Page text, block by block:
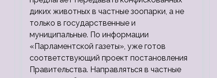
диких животных в частные зоопарки, а не
только в государственные и
муниципальные. По информации
«Парламентской газеты», уже готов
соответствующий проект постановления
Правительства. Направляться в частные